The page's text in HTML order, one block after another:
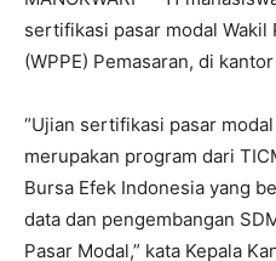
sertifikasi pasar modal Wakil
(WPPE) Pemasaran, di
“Ujian sertifikasi pasar
merupakan program dari
Bursa Efek Indonesia yang
data dan pengembangan
Pasar Modal,” kata Kepala